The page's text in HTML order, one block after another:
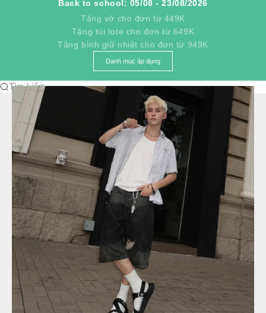
Back to school: 05/08 - 23/08/2026
Tặng vớ cho đơn từ 449K
Tặng túi tote cho đơn từ 649K
Tặng bình giữ nhiệt cho đơn từ 949K
Danh mục áp dụng
Tìm kiếm...